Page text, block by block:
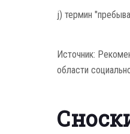
j) термин
Источник:
области